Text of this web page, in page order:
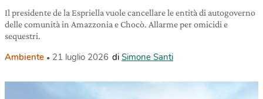
Il presidente de la Espriella vuole cancellare le entità di autogoverno
delle comunità in Amazzonia e Chocò. Allarme per omicidi e
sequestri.
Ambiente 21 luglio 2026 di Simone Santi